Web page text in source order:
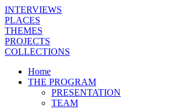
INTERVIEWS
PLACES
THEMES
PROJECTS
COLLECTIONS
Home
THE PROGRAM
PRESENTATION
TEAM